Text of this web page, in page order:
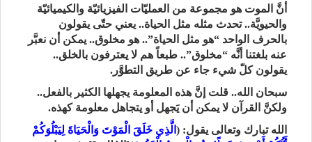
أنَّ الموت هو مجموعة من العمليّات الفيزيائيّة والكيميائيّة
والحيويَّة.. تحدث مثله مثل الحياة.. يعني حتّى يقولون
بالحرف الواحد “هو مثل الحياة”.. هو مخلوق.. يمكن أن نعبَّر
عنه بلغتنا أنَّه “مخلوق”.. طبعاً هم لا يعترفون بالخلق..
يقولون كلّ شيء جاء عن طريق التطوَّر.
سبحان الله.. قلت إنَّ هذه المعلومة يجهلها الكثير بالفعل..
ولكنَّ القرآن لا يمكن أن يَجهل أو يتجاهل معلومة كهذه.
الله تبارك وتعالى يقول: (الَّذِي خَلَقَ الْمَوْتَ وَالْحَيَاةَ لِيَبْلُوَكُمْ